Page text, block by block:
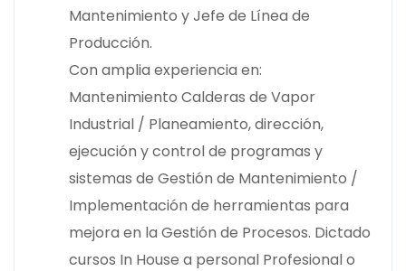
Mantenimiento y Jefe de Línea de
Producción.
Con amplia experiencia en:
Mantenimiento Calderas de Vapor
Industrial / Planeamiento, dirección,
ejecución y control de programas y
sistemas de Gestión de Mantenimiento /
Implementación de herramientas para
mejora en la Gestión de Procesos. Dictado
cursos In House a personal Profesional o